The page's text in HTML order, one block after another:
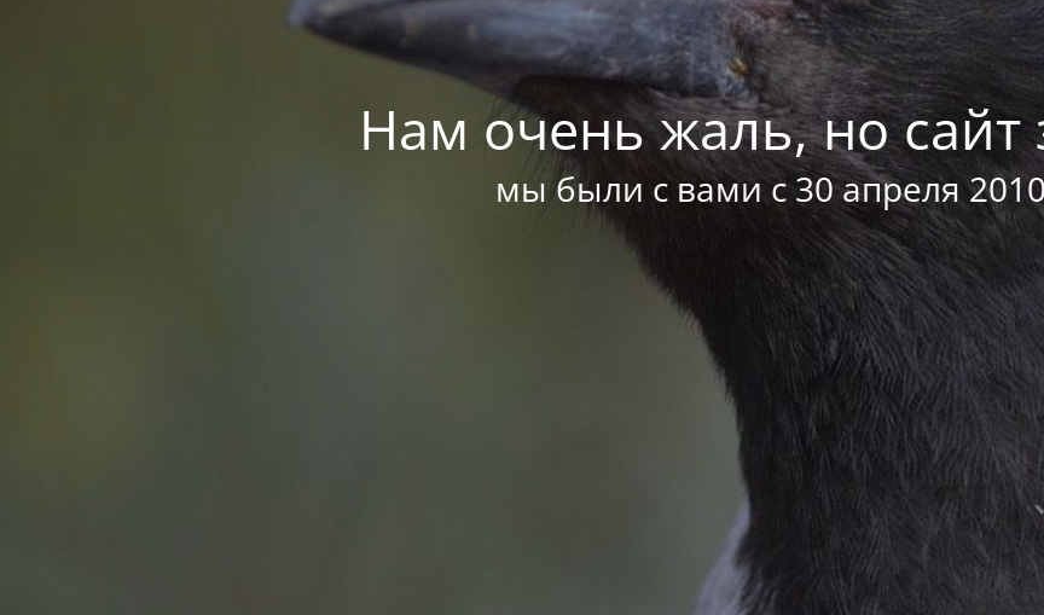
Нам очень жаль, но сайт
мы были с вами с 30 апреля